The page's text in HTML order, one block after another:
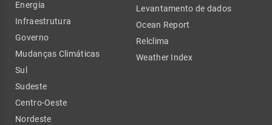
Energia
Infraestrutura
Governo
Mudanças Climáticas
Sul
Sudeste
Centro-Oeste
Nordeste
Levantamento de dados
Ocean Report
Relclima
Weather Index